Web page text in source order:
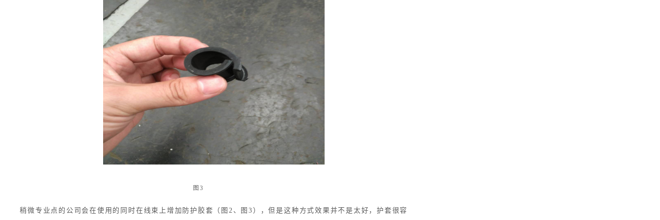
图3
稍微专业点的公司会在使用的同时在线束上增加防护胶套（图2、图3），但是这种方式效果并不是太好，护套很容